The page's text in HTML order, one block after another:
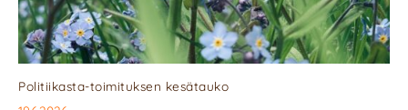
Politiikasta-toimituksen kesätauko